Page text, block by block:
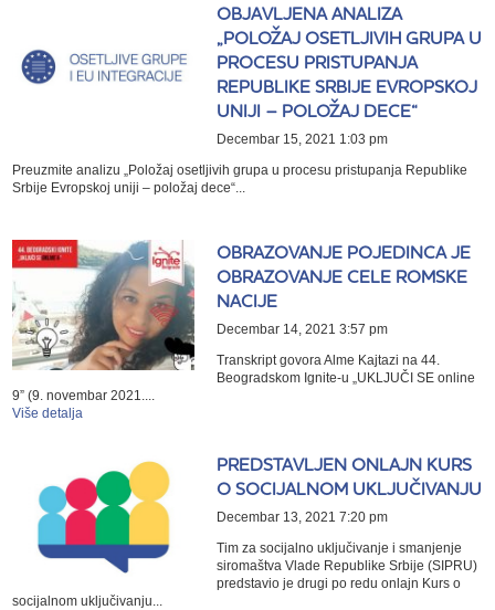
OBJAVLJENA ANALIZA
„POLOŽAJ OSETLJIVIH GRUPA U
PROCESU PRISTUPANJA
REPUBLIKE SRBIJE EVROPSKOJ
UNIJI – POLOŽAJ DECE“
Decembar 15, 2021 1:03 pm
Preuzmite analizu „Položaj osetljivih grupa u procesu pristupanja Republike
Srbije Evropskoj uniji – položaj dece“...
OBRAZOVANJE POJEDINCA JE
OBRAZOVANJE CELE ROMSKE
NACIJE
Decembar 14, 2021 3:57 pm
Transkript govora Alme Kajtazi na 44.
Beogradskom Ignite-u „UKLJUČI SE online
9” (9. novembar 2021....
Više detalja
PREDSTAVLJEN ONLAJN KURS
O SOCIJALNOM UKLJUČIVANJU
Decembar 13, 2021 7:20 pm
Tim za socijalno uključivanje i smanjenje
siromaštva Vlade Republike Srbije (SIPRU)
predstavio je drugi po redu onlajn Kurs o
socijalnom uključivanju...